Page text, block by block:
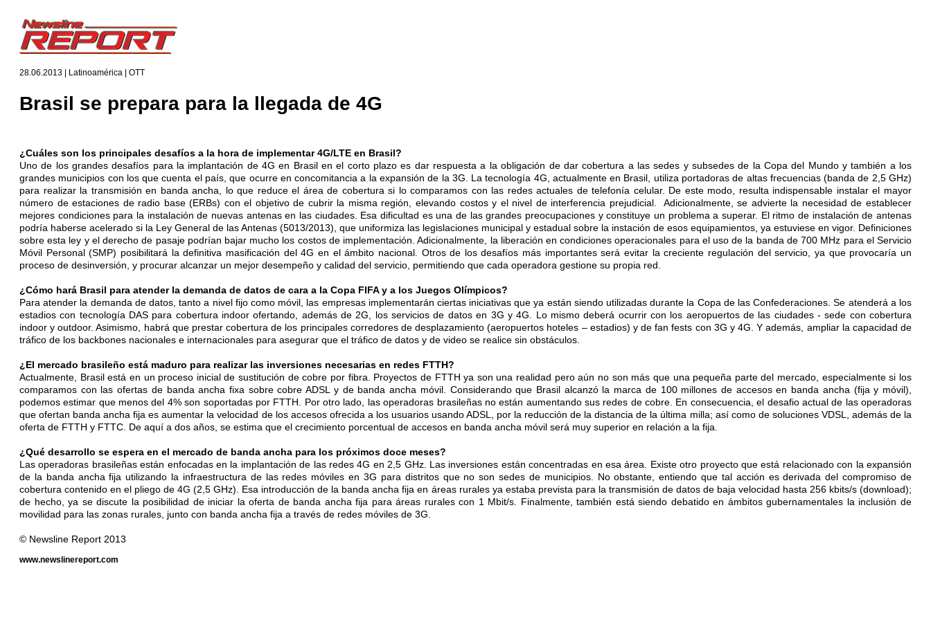
28.06.2013 | Latinoamérica | OTT
Brasil se prepara para la llegada de 4G
¿Cuáles son los principales desafíos a la hora de implementar 4G/LTE en Brasil?
Uno de los grandes desafíos para la implantación de 4G en Brasil en el corto plazo es dar respuesta a la obligación de dar cobertura a las sedes y subsedes de la Copa del Mundo y también a los
grandes municipios con los que cuenta el país, que ocurre en concomitancia a la expansión de la 3G. La tecnología 4G, actualmente en Brasil, utiliza portadoras de altas frecuencias (banda de 2,5 GHz)
para realizar la transmisión en banda ancha, lo que reduce el área de cobertura si lo comparamos con las redes actuales de telefonía celular. De este modo, resulta indispensable instalar el mayor
número de estaciones de radio base (ERBs) con el objetivo de cubrir la misma región, elevando costos y el nivel de interferencia prejudicial. Adicionalmente, se advierte la necesidad de establecer
mejores condiciones para la instalación de nuevas antenas en las ciudades. Esa dificultad es una de las grandes preocupaciones y constituye un problema a superar. El ritmo de instalación de antenas
podría haberse acelerado si la Ley General de las Antenas (5013/2013), que uniformiza las legislaciones municipal y estadual sobre la instación de esos equipamientos, ya estuviese en vigor. Definiciones
sobre esta ley y el derecho de pasaje podrían bajar mucho los costos de implementación. Adicionalmente, la liberación en condiciones operacionales para el uso de la banda de 700 MHz para el Servicio
Móvil Personal (SMP) posibilitará la definitiva masificación del 4G en el ámbito nacional. Otros de los desafíos más importantes será evitar la creciente regulación del servicio, ya que provocaría un
proceso de desinversión, y procurar alcanzar un mejor desempeño y calidad del servicio, permitiendo que cada operadora gestione su propia red.
¿Cómo hará Brasil para atender la demanda de datos de cara a la Copa FIFA y a los Juegos Olímpicos?
Para atender la demanda de datos, tanto a nivel fijo como móvil, las empresas implementarán ciertas iniciativas que ya están siendo utilizadas durante la Copa de las Confederaciones. Se atenderá a los
estadios con tecnología DAS para cobertura indoor ofertando, además de 2G, los servicios de datos en 3G y 4G. Lo mismo deberá ocurrir con los aeropuertos de las ciudades - sede con cobertura
indoor y outdoor. Asimismo, habrá que prestar cobertura de los principales corredores de desplazamiento (aeropuertos hoteles – estadios) y de fan fests con 3G y 4G. Y además, ampliar la capacidad de
tráfico de los backbones nacionales e internacionales para asegurar que el tráfico de datos y de video se realice sin obstáculos.
¿El mercado brasileño está maduro para realizar las inversiones necesarias en redes FTTH?
Actualmente, Brasil está en un proceso inicial de sustitución de cobre por fibra. Proyectos de FTTH ya son una realidad pero aún no son más que una pequeña parte del mercado, especialmente si los
comparamos con las ofertas de banda ancha fixa sobre cobre ADSL y de banda ancha móvil. Considerando que Brasil alcanzó la marca de 100 millones de accesos en banda ancha (fija y móvil),
podemos estimar que menos del 4% son soportadas por FTTH. Por otro lado, las operadoras brasileñas no están aumentando sus redes de cobre. En consecuencia, el desafio actual de las operadoras
que ofertan banda ancha fija es aumentar la velocidad de los accesos ofrecida a los usuarios usando ADSL, por la reducción de la distancia de la última milla; así como de soluciones VDSL, además de la
oferta de FTTH y FTTC. De aquí a dos años, se estima que el crecimiento porcentual de accesos en banda ancha móvil será muy superior en relación a la fija.
¿Qué desarrollo se espera en el mercado de banda ancha para los próximos doce meses?
Las operadoras brasileñas están enfocadas en la implantación de las redes 4G en 2,5 GHz. Las inversiones están concentradas en esa área. Existe otro proyecto que está relacionado con la expansión
de la banda ancha fija utilizando la infraestructura de las redes móviles en 3G para distritos que no son sedes de municipios. No obstante, entiendo que tal acción es derivada del compromiso de
cobertura contenido en el pliego de 4G (2,5 GHz). Esa introducción de la banda ancha fija en áreas rurales ya estaba prevista para la transmisión de datos de baja velocidad hasta 256 kbits/s (download);
de hecho, ya se discute la posibilidad de iniciar la oferta de banda ancha fija para áreas rurales con 1 Mbit/s. Finalmente, también está siendo debatido en ámbitos gubernamentales la inclusión de
movilidad para las zonas rurales, junto con banda ancha fija a través de redes móviles de 3G.
© Newsline Report 2013
www.newslinereport.com